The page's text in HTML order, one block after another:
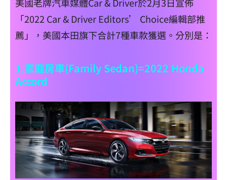
「2022 Car & Driver Editors’ Choice編輯部推
薦」，美國本田旗下合計7種車款獲選。分別是：
1.家庭房車(Family Sedan)=2022 Honda
Accord